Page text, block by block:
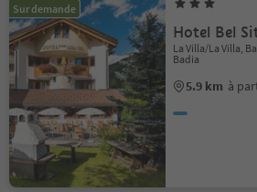
Sur demande
Hotel Bel
La Villa/La Villa,
Badia
5.9 km à